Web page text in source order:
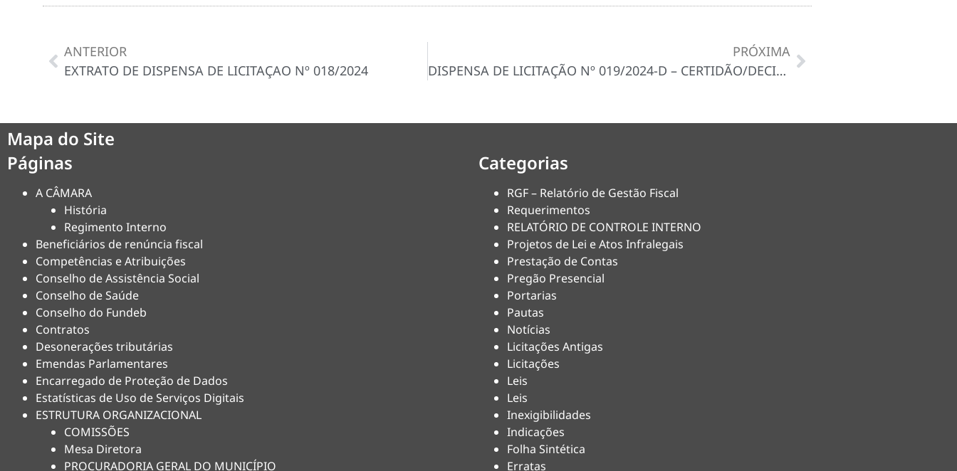
ANTERIOR
EXTRATO DE DISPENSA DE LICITAÇAO Nº 018/2024
PRÓXIMA
DISPENSA DE LICITAÇÃO Nº 019/2024-D – CERTIDÃO/DECISÃO
Mapa do Site
Páginas
A CÂMARA
História
Regimento Interno
Beneficiários de renúncia fiscal
Competências e Atribuições
Conselho de Assistência Social
Conselho de Saúde
Conselho do Fundeb
Contratos
Desonerações tributárias
Emendas Parlamentares
Encarregado de Proteção de Dados
Estatísticas de Uso de Serviços Digitais
ESTRUTURA ORGANIZACIONAL
COMISSÕES
Mesa Diretora
PROCURADORIA GERAL DO MUNICÍPIO
Categorias
RGF – Relatório de Gestão Fiscal
Requerimentos
RELATÓRIO DE CONTROLE INTERNO
Projetos de Lei e Atos Infralegais
Prestação de Contas
Pregão Presencial
Portarias
Pautas
Notícias
Licitações Antigas
Licitações
Leis
Leis
Inexigibilidades
Indicações
Folha Sintética
Erratas